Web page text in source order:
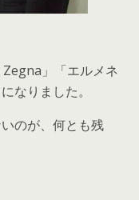
」「エルメネ
なりました。
のが、何とも残